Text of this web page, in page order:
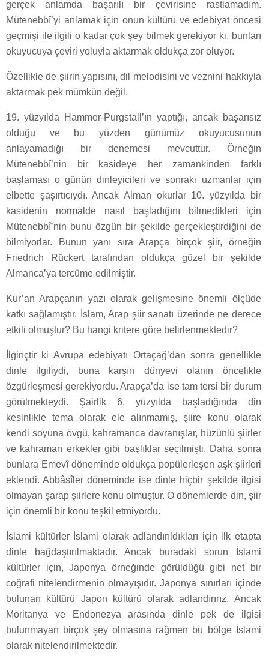
gerçek anlamda başarılı bir çevirisine rastlamadım.
Mütenebbî’yi anlamak için onun kültürü ve edebiyat öncesi
geçmişi ile ilgili o kadar çok şey bilmek gerekiyor ki, bunları
okuyucuya çeviri yoluyla aktarmak oldukça zor oluyor.
Özellikle de şiirin yapısını, dil melodisini ve veznini hakkıyla
aktarmak pek mümkün değil.
19. yüzyılda Hammer-Purgstall’ın yaptığı, ancak başarısız
olduğu ve bu yüzden günümüz okuyucusunun
anlayamadığı bir denemesi mevcuttur. Örneğin
Mütenebbî’nin bir kasideye her zamankinden farklı
başlaması o günün dinleyicileri ve sonraki uzmanlar için
elbette şaşırtıcıydı. Ancak Alman okurlar 10. yüzyılda bir
kasidenin normalde nasıl başladığını bilmedikleri için
Mütenebbî’nin bunu özgün bir şekilde gerçekleştirdiğini de
bilmiyorlar. Bunun yanı sıra Arapça birçok şiir, örneğin
Friedrich Rückert tarafından oldukça güzel bir şekilde
Almanca’ya tercüme edilmiştir.
Kur’an Arapçanın yazı olarak gelişmesine önemli ölçüde
katkı sağlamıştır. İslam, Arap şiir sanatı üzerinde ne derece
etkili olmuştur? Bu hangi kritere göre belirlenmektedir?
İlginçtir ki Avrupa edebiyatı Ortaçağ’dan sonra genellikle
dinle ilgiliydi, buna karşın dünyevi olanın öncelikle
özgürleşmesi gerekiyordu. Arapça’da ise tam tersi bir durum
görülmekteydi. Şairlik 6. yüzyılda başladığında din
kesinlikle tema olarak ele alınmamış, şiire konu olarak
kendi soyuna övgü, kahramanca davranışlar, hüzünlü şiirler
ve kahraman erkekler gibi başlıklar seçilmişti. Daha sonra
bunlara Emevî döneminde oldukça popülerleşen aşk şiirleri
eklendi. Abbâsîler döneminde ise dinle hiçbir şekilde ilgisi
olmayan şarap şiirlere konu olmuştur. O dönemlerde din, şiir
için önemli bir konu teşkil etmiyordu.
İslami kültürler İslami olarak adlandırıldıkları için ilk etapta
dinle bağdaştırılmaktadır. Ancak buradaki sorun İslami
kültürler için, Japonya örneğinde görüldüğü gibi net bir
coğrafi nitelendirmenin olmayışıdır. Japonya sınırları içinde
bulunan kültürü Japon kültürü olarak adlandırırız. Ancak
Moritanya ve Endonezya arasında dinle pek de ilgisi
bulunmayan birçok şey olmasına rağmen bu bölge İslami
olarak nitelendirilmektedir.